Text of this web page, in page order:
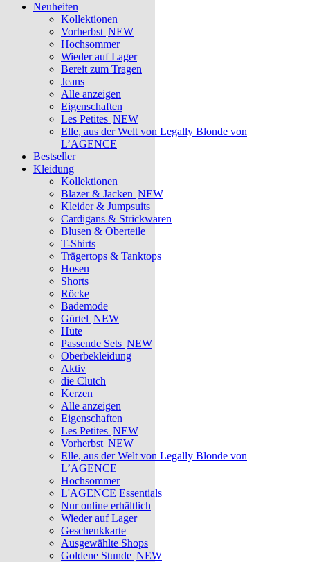
Neuheiten
Kollektionen
Vorherbst NEW
Hochsommer
Wieder auf Lager
Bereit zum Tragen
Jeans
Alle anzeigen
Eigenschaften
Les Petites NEW
Elle, aus der Welt von Legally Blonde von
L’AGENCE
Bestseller
Kleidung
Kollektionen
Blazer & Jacken NEW
Kleider & Jumpsuits
Cardigans & Strickwaren
Blusen & Oberteile
T-Shirts
Trägertops & Tanktops
Hosen
Shorts
Röcke
Bademode
Gürtel NEW
Hüte
Passende Sets NEW
Oberbekleidung
Aktiv
die Clutch
Kerzen
Alle anzeigen
Eigenschaften
Les Petites NEW
Vorherbst NEW
Elle, aus der Welt von Legally Blonde von
L’AGENCE
Hochsommer
L'AGENCE Essentials
Nur online erhältlich
Wieder auf Lager
Geschenkkarte
Ausgewählte Shops
Goldene Stunde NEW